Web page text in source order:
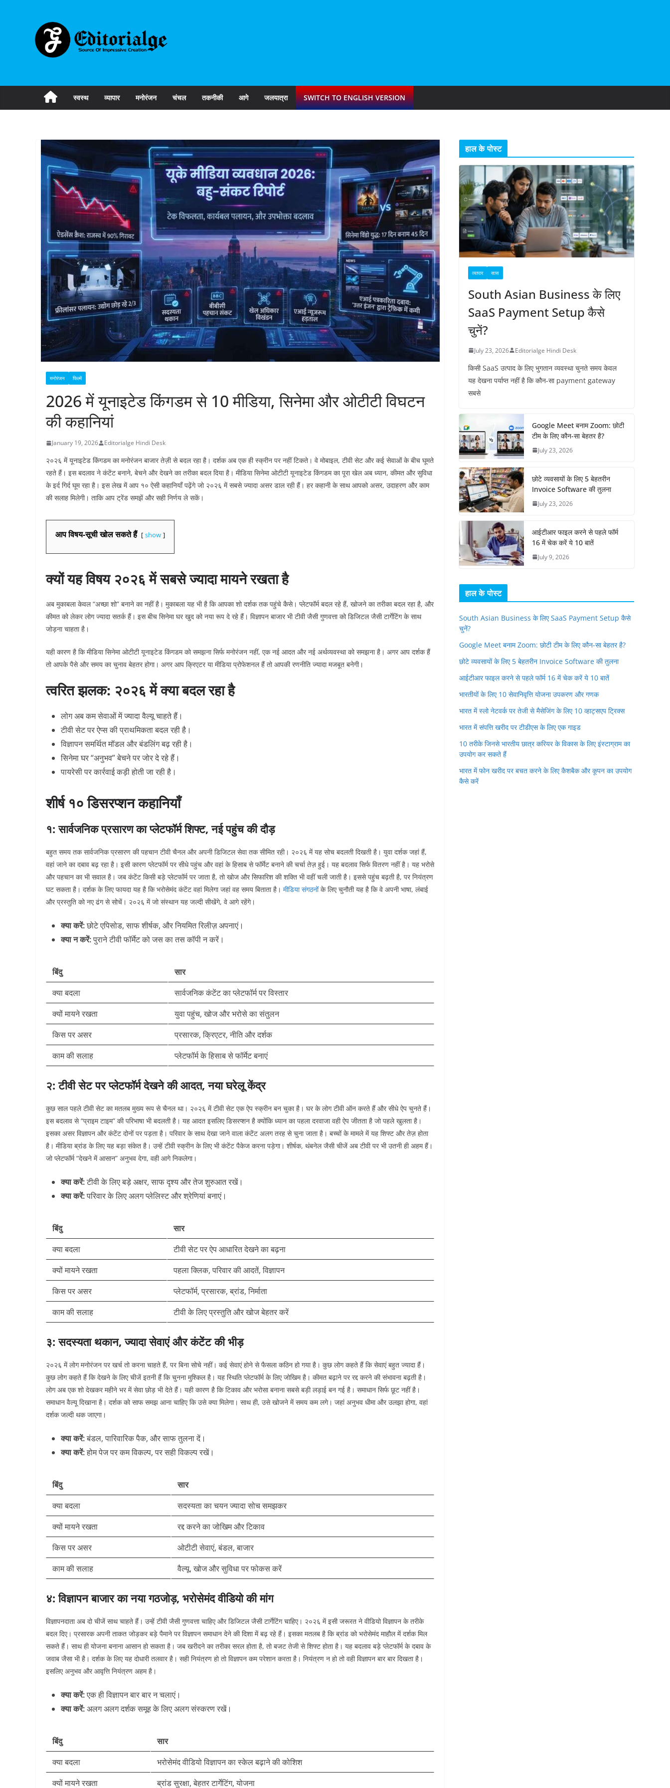
स्वस्थ व्यापार मनोरंजन चंचल तकनीकी आगे जलयात्रा SWITCH TO ENGLISH VERSION
मनोरंजन फिल्में
2026 में यूनाइटेड किंगडम से 10 मीडिया, सिनेमा और ओटीटी विघटन
की कहानियां
January 19, 2026 Editorialge Hindi Desk
२०२६ में यूनाइटेड किंगडम का मनोरंजन बाजार तेज़ी से बदल रहा है। दर्शक अब एक ही स्क्रीन पर नहीं टिकते। वे मोबाइल, टीवी सेट और कई सेवाओं के बीच घूमते
रहते हैं। इस बदलाव ने कंटेंट बनाने, बेचने और देखने का तरीका बदल दिया है। मीडिया सिनेमा ओटीटी यूनाइटेड किंगडम का पूरा खेल अब ध्यान, कीमत और सुविधा
के इर्द गिर्द घूम रहा है। इस लेख में आप १० ऐसी कहानियाँ पढ़ेंगे जो २०२६ में सबसे ज्यादा असर डाल रही हैं। हर कहानी के साथ आपको असर, उदाहरण और काम
की सलाह मिलेगी। ताकि आप ट्रेंड समझें और सही निर्णय ले सकें।
आप विषय-सूची खोल सकते हैं show
क्यों यह विषय २०२६ में सबसे ज्यादा मायने रखता है
अब मुकाबला केवल “अच्छा शो” बनाने का नहीं है। मुकाबला यह भी है कि आपका शो दर्शक तक पहुंचे कैसे। प्लेटफॉर्म बदल रहे हैं, खोजने का तरीका बदल रहा है, और
कीमत को लेकर लोग ज्यादा सतर्क हैं। इस बीच सिनेमा घर खुद को नया रूप दे रहे हैं। विज्ञापन बाजार भी टीवी जैसी गुणवत्ता को डिजिटल जैसी टार्गेटिंग के साथ
जोड़ना चाहता है।
यही कारण है कि मीडिया सिनेमा ओटीटी यूनाइटेड किंगडम को समझना सिर्फ मनोरंजन नहीं, एक नई आदत और नई अर्थव्यवस्था को समझना है। अगर आप दर्शक हैं
तो आपके पैसे और समय का चुनाव बेहतर होगा। अगर आप क्रिएटर या मीडिया प्रोफेशनल हैं तो आपकी रणनीति ज्यादा मजबूत बनेगी।
त्वरित झलक: २०२६ में क्या बदल रहा है
लोग अब कम सेवाओं में ज्यादा वैल्यू चाहते हैं।
टीवी सेट पर ऐप्स की प्राथमिकता बदल रही है।
विज्ञापन समर्थित मॉडल और बंडलिंग बढ़ रही है।
सिनेमा घर “अनुभव” बेचने पर जोर दे रहे हैं।
पायरेसी पर कार्रवाई कड़ी होती जा रही है।
शीर्ष १० डिसरप्शन कहानियाँ
१: सार्वजनिक प्रसारण का प्लेटफॉर्म शिफ्ट, नई पहुंच की दौड़
बहुत समय तक सार्वजनिक प्रसारण की पहचान टीवी चैनल और अपनी डिजिटल सेवा तक सीमित रही। २०२६ में यह सोच बदलती दिखती है। युवा दर्शक जहां हैं,
वहां जाने का दबाव बढ़ रहा है। इसी कारण प्लेटफॉर्म पर सीधे पहुंच और वहां के हिसाब से फॉर्मेट बनाने की चर्चा तेज़ हुई। यह बदलाव सिर्फ वितरण नहीं है। यह भरोसे
और पहचान का भी सवाल है। जब कंटेंट किसी बड़े प्लेटफॉर्म पर जाता है, तो खोज और सिफारिश की शक्ति भी वहीं चली जाती है। इससे पहुंच बढ़ती है, पर नियंत्रण
घट सकता है। दर्शक के लिए फायदा यह है कि भरोसेमंद कंटेंट वहां मिलेगा जहां वह समय बिताता है। मीडिया संगठनोंके लिए चुनौती यह है कि वे अपनी भाषा, लंबाई
और प्रस्तुति को नए ढंग से सोचें। २०२६ में जो संस्थान यह जल्दी सीखेंगे, वे आगे रहेंगे।
क्या करें:छोटे एपिसोड, साफ शीर्षक, और नियमित रिलीज़ अपनाएं।
क्या न करें:पुराने टीवी फॉर्मेट को जस का तस कॉपी न करें।
बिंदु
सार
क्या बदला
सार्वजनिक कंटेंट का प्लेटफॉर्म पर विस्तार
क्यों मायने रखता
युवा पहुंच, खोज और भरोसे का संतुलन
किस पर असर
प्रसारक, क्रिएटर, नीति और दर्शक
काम की सलाह
प्लेटफॉर्म के हिसाब से फॉर्मेट बनाएं
२: टीवी सेट पर प्लेटफॉर्म देखने की आदत, नया घरेलू केंद्र
कुछ साल पहले टीवी सेट का मतलब मुख्य रूप से चैनल था। २०२६ में टीवी सेट एक ऐप स्क्रीन बन चुका है। घर के लोग टीवी ऑन करते हैं और सीधे ऐप चुनते हैं।
इस बदलाव से “प्राइम टाइम” की परिभाषा भी बदलती है। यह आदत इसलिए डिसरप्शन है क्योंकि ध्यान का पहला दरवाजा वही ऐप जीतता है जो पहले खुलता है।
इसका असर विज्ञापन और कंटेंट दोनों पर पड़ता है। परिवार के साथ देखा जाने वाला कंटेंट अलग तरह से चुना जाता है। बच्चों के मामले में यह शिफ्ट और तेज़ होता
है। मीडिया ब्रांड के लिए यह बड़ा संकेत है। उन्हें टीवी स्क्रीन के लिए भी कंटेंट पैकेज करना पड़ेगा। शीर्षक, थंबनेल जैसी चीजें अब टीवी पर भी उतनी ही अहम हैं।
जो प्लेटफॉर्म “देखने में आसान” अनुभव देगा, वही आगे निकलेगा।
क्या करें:टीवी के लिए बड़े अक्षर, साफ दृश्य और तेज शुरुआत रखें।
क्या करें:परिवार के लिए अलग प्लेलिस्ट और श्रेणियां बनाएं।
बिंदु
सार
क्या बदला
टीवी सेट पर ऐप आधारित देखने का बढ़ना
क्यों मायने रखता
पहला क्लिक, परिवार की आदतें, विज्ञापन
किस पर असर
प्लेटफॉर्म, प्रसारक, ब्रांड, निर्माता
काम की सलाह
टीवी के लिए प्रस्तुति और खोज बेहतर करें
३: सदस्यता थकान, ज्यादा सेवाएं और कंटेंट की भीड़
२०२६ में लोग मनोरंजन पर खर्च तो करना चाहते हैं, पर बिना सोचे नहीं। कई सेवाएं होने से फैसला कठिन हो गया है। कुछ लोग कहते हैं कि सेवाएं बहुत ज्यादा हैं।
कुछ लोग कहते हैं कि देखने के लिए चीजें इतनी हैं कि चुनना मुश्किल है। यह स्थिति प्लेटफॉर्म के लिए जोखिम है। कीमत बढ़ाने पर रद्द करने की संभावना बढ़ती है।
लोग अब एक शो देखकर महीने भर में सेवा छोड़ भी देते हैं। यही कारण है कि टिकाव और भरोसा बनाना सबसे बड़ी लड़ाई बन गई है। समाधान सिर्फ छूट नहीं है।
समाधान वैल्यू दिखाना है। दर्शक को साफ समझ आना चाहिए कि उसे क्या मिलेगा। साथ ही, उसे खोजने में समय कम लगे। जहां अनुभव धीमा और उलझा होगा, वहां
दर्शक जल्दी थक जाएगा।
क्या करें:बंडल, पारिवारिक पैक, और साफ तुलना दें।
क्या करें:होम पेज पर कम विकल्प, पर सही विकल्प रखें।
बिंदु
सार
क्या बदला
सदस्यता का चयन ज्यादा सोच समझकर
क्यों मायने रखता
रद्द करने का जोखिम और टिकाव
किस पर असर
ओटीटी सेवाएं, बंडल, बाजार
काम की सलाह
वैल्यू, खोज और सुविधा पर फोकस करें
४: विज्ञापन बाजार का नया गठजोड़, भरोसेमंद वीडियो की मांग
विज्ञापनदाता अब दो चीजें साथ चाहते हैं। उन्हें टीवी जैसी गुणवत्ता चाहिए और डिजिटल जैसी टार्गेटिंग चाहिए। २०२६ में इसी जरूरत ने वीडियो विज्ञापन के तरीके
बदल दिए। प्रसारक अपनी ताकत जोड़कर बड़े पैमाने पर विज्ञापन समाधान देने की दिशा में बढ़ रहे हैं। इसका मतलब है कि ब्रांड को भरोसेमंद माहौल में दर्शक मिल
सकते हैं। साथ ही योजना बनाना आसान हो सकता है। जब खरीदने का तरीका सरल होता है, तो बजट तेजी से शिफ्ट होता है। यह बदलाव बड़े प्लेटफॉर्म के दबाव के
जवाब जैसा भी है। दर्शक के लिए यह दोधारी तलवार है। सही नियंत्रण हो तो विज्ञापन कम परेशान करता है। नियंत्रण न हो तो वही विज्ञापन बार बार दिखता है।
इसलिए अनुभव और आवृत्ति नियंत्रण अहम है।
क्या करें:एक ही विज्ञापन बार बार न चलाएं।
क्या करें:अलग अलग दर्शक समूह के लिए अलग संस्करण रखें।
बिंदु
सार
क्या बदला
भरोसेमंद वीडियो विज्ञापन का स्केल बढ़ाने की कोशिश
क्यों मायने रखता
ब्रांड सुरक्षा, बेहतर टार्गेटिंग, योजना
हाल के पोस्ट
व्यापार सास
South Asian Business के लिए
SaaS Payment Setup कैसे
चुनें?
July 23, 2026 Editorialge Hindi Desk
किसी SaaS उत्पाद के लिए भुगतान व्यवस्था चुनते समय केवल
यह देखना पर्याप्त नहीं है कि कौन-सा payment gateway
सबसे
Google Meet बनाम Zoom: छोटी
टीम के लिए कौन-सा बेहतर है?
July 23, 2026
छोटे व्यवसायों के लिए 5 बेहतरीन
Invoice Software की तुलना
July 23, 2026
आईटीआर फाइल करने से पहले फॉर्म
16 में चेक करें ये 10 बातें
July 9, 2026
हाल के पोस्ट
South Asian Business के लिए SaaS Payment Setup कैसे
चुनें?
Google Meet बनाम Zoom: छोटी टीम के लिए कौन-सा बेहतर है?
छोटे व्यवसायों के लिए 5 बेहतरीन Invoice Software की तुलना
आईटीआर फाइल करने से पहले फॉर्म 16 में चेक करें ये 10 बातें
भारतीयों के लिए 10 सेवानिवृत्ति योजना उपकरण और गणक
भारत में स्लो नेटवर्क पर तेजी से मैसेजिंग के लिए 10 व्हाट्सएप ट्रिक्स
भारत में संपत्ति खरीद पर टीडीएस के लिए एक गाइड
10 तरीके जिनसे भारतीय छात्र करियर के विकास के लिए इंस्टाग्राम का
उपयोग कर सकते हैं
भारत में फोन खरीद पर बचत करने के लिए कैशबैक और कूपन का उपयोग
कैसे करें